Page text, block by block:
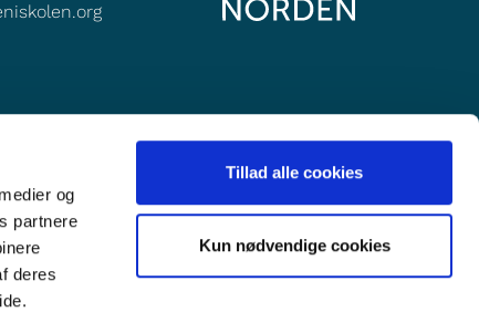
og
partnere
deres
Tillad alle cookies
Kun nødvendige cookies